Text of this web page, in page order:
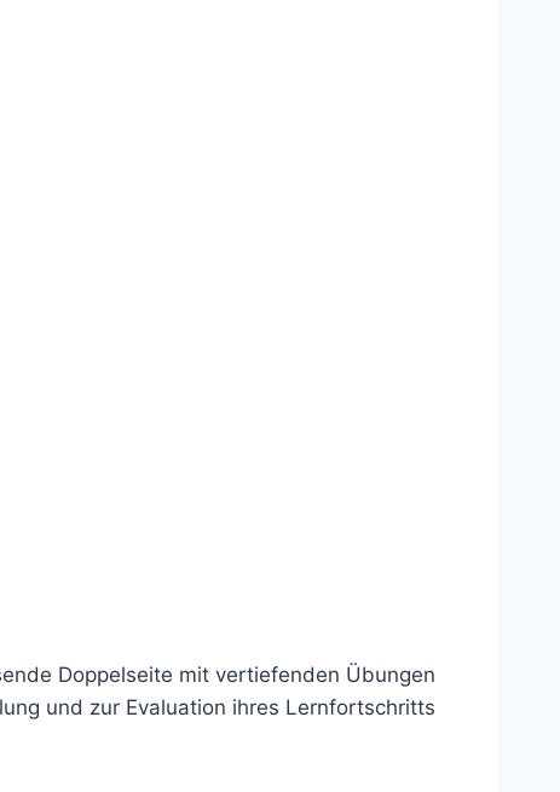
Doppelseite mit vertiefenden Übungen
und zur Evaluation ihres Lernfortschritts